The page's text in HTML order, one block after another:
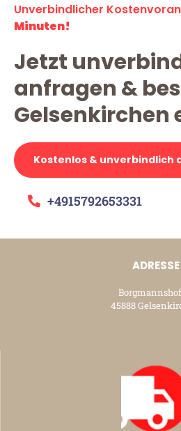
Unverbindlicher
Minuten!
Jetzt
anfragen &
Gelsenkirchen
Kostenlos & unverbindlich
+4915792653331
ADRESSE
45888